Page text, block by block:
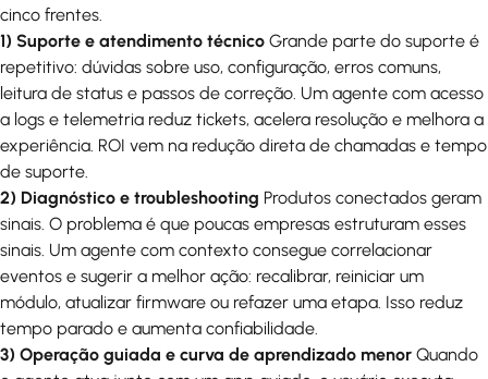
cinco frentes.
1) Suporte e atendimento técnico Grande parte do suporte é
repetitivo: dúvidas sobre uso, configuração, erros comuns,
leitura de status e passos de correção. Um agente com acesso
a logs e telemetria reduz tickets, acelera resolução e melhora a
experiência. ROI vem na redução direta de chamadas e tempo
de suporte.
2) Diagnóstico e troubleshooting Produtos conectados geram
sinais. O problema é que poucas empresas estruturam esses
sinais. Um agente com contexto consegue correlacionar
eventos e sugerir a melhor ação: recalibrar, reiniciar um
módulo, atualizar firmware ou refazer uma etapa. Isso reduz
tempo parado e aumenta confiabilidade.
3) Operação guiada e curva de aprendizado menor Quando